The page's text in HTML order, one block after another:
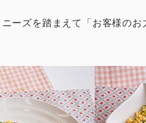
ーズを踏まえて「お客様の